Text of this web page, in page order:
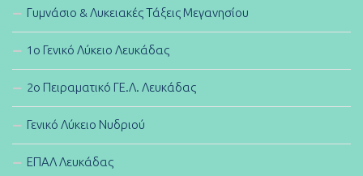
Γυμνάσιο & Λυκειακές Τάξεις Μεγανησίου
1ο Γενικό Λύκειο Λευκάδας
2ο Πειραματικό ΓΕ.Λ. Λευκάδας
Γενικό Λύκειο Νυδριού
ΕΠΑΛ Λευκάδας